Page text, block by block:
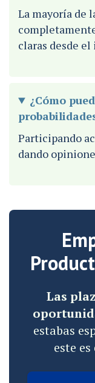
La mayoría de
claras desde
¿Cómo
Participando
dando
Las
estabas
este